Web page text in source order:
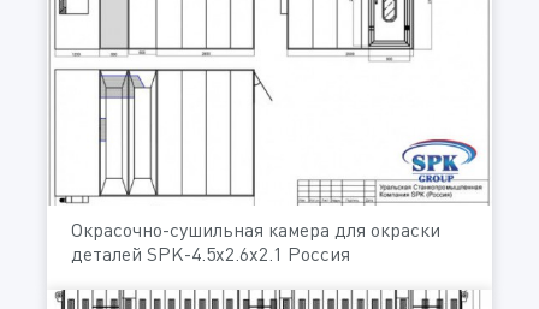
Окрасочно-сушильная камера для окраски
деталей SPK-4.5х2.6х2.1 Россия